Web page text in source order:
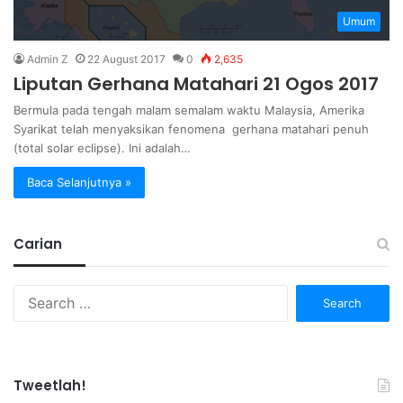
Umum
Admin Z 22 August 2017 0 2,635
Liputan Gerhana Matahari 21 Ogos 2017
Bermula pada tengah malam semalam waktu Malaysia, Amerika
Syarikat telah menyaksikan fenomena gerhana matahari penuh
(total solar eclipse). Ini adalah…
Baca Selanjutnya »
Carian
Tweetlah!